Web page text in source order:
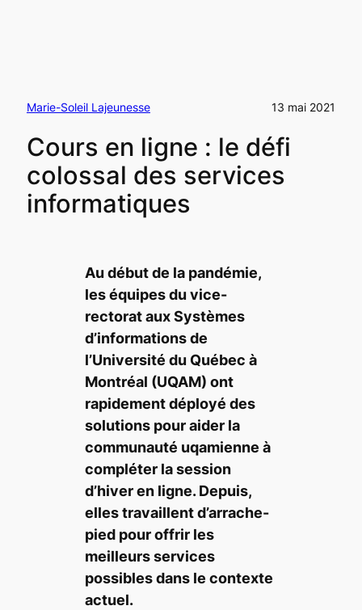
Marie-Soleil Lajeunesse 13 mai 2021
Cours en ligne : le défi
colossal des services
informatiques
Au début de la pandémie,
les équipes du vice-
rectorat aux Systèmes
d’informations de
l’Université du Québec à
Montréal (UQAM) ont
rapidement déployé des
solutions pour aider la
communauté uqamienne à
compléter la session
d’hiver en ligne. Depuis,
elles travaillent d’arrache-
pied pour offrir les
meilleurs services
possibles dans le contexte
actuel.